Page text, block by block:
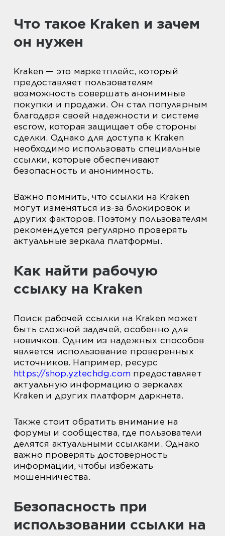
Что такое Kraken и зачем
он нужен
Kraken — это маркетплейс, который
предоставляет пользователям
возможность совершать анонимные
покупки и продажи. Он стал популярным
благодаря своей надежности и системе
escrow, которая защищает обе стороны
сделки. Однако для доступа к Kraken
необходимо использовать специальные
ссылки, которые обеспечивают
безопасность и анонимность.
Важно помнить, что ссылки на Kraken
могут изменяться из-за блокировок и
других факторов. Поэтому пользователям
рекомендуется регулярно проверять
актуальные зеркала платформы.
Как найти рабочую
ссылку на Kraken
Поиск рабочей ссылки на Kraken может
быть сложной задачей, особенно для
новичков. Одним из надежных способов
является использование проверенных
источников. Например, ресурс
https://shop.yztechdg.com предоставляет
актуальную информацию о зеркалах
Kraken и других платформ даркнета.
Также стоит обратить внимание на
форумы и сообщества, где пользователи
делятся актуальными ссылками. Однако
важно проверять достоверность
информации, чтобы избежать
мошенничества.
Безопасность при
использовании ссылки на